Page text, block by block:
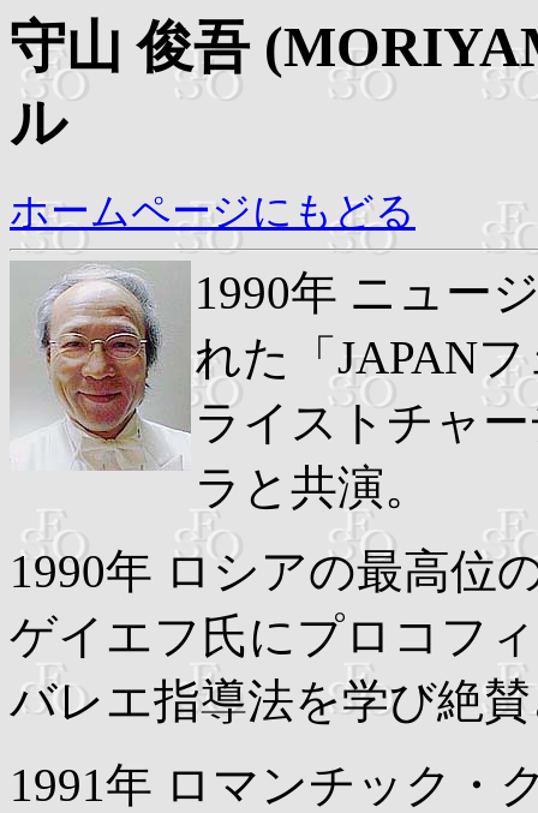
守山 俊吾
ル
ホームページにもどる
1990年 ニュー
れた「JAPAN
ライストチャ
ラと共演。
1990年 ロシアの最高位
ゲイエフ氏にプロコフ
バレエ指導法を学び絶
1991年 ロマンチック・